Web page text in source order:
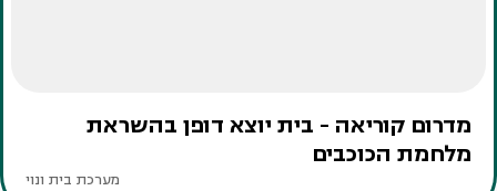
מדרום קוריאה - בית יוצא דופן בהשראת
מלחמת הכוכבים
מערכת בית ונוי